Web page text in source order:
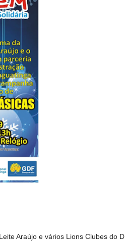
Araújo e vários Lions Clubes do